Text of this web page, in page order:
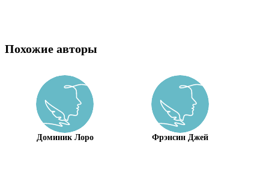
Похожие авторы
Доминик Лоро Фрэнсин Джей